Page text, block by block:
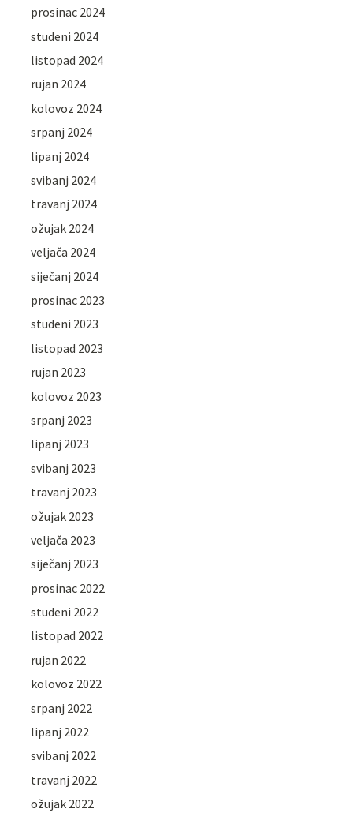
prosinac 2024
studeni 2024
listopad 2024
rujan 2024
kolovoz 2024
srpanj 2024
lipanj 2024
svibanj 2024
travanj 2024
ožujak 2024
veljača 2024
siječanj 2024
prosinac 2023
studeni 2023
listopad 2023
rujan 2023
kolovoz 2023
srpanj 2023
lipanj 2023
svibanj 2023
travanj 2023
ožujak 2023
veljača 2023
siječanj 2023
prosinac 2022
studeni 2022
listopad 2022
rujan 2022
kolovoz 2022
srpanj 2022
lipanj 2022
svibanj 2022
travanj 2022
ožujak 2022